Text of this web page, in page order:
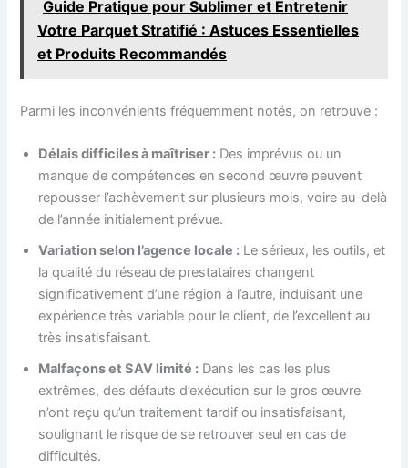
Guide Pratique pour Sublimer et Entretenir
Votre Parquet Stratifié : Astuces Essentielles
et Produits Recommandés
Parmi les inconvénients fréquemment notés, on retrouve :
Délais difficiles à maîtriser : Des imprévus ou un
manque de compétences en second œuvre peuvent
repousser l’achèvement sur plusieurs mois, voire au-delà
de l’année initialement prévue.
Variation selon l’agence locale : Le sérieux, les outils, et
la qualité du réseau de prestataires changent
significativement d’une région à l’autre, induisant une
expérience très variable pour le client, de l’excellent au
très insatisfaisant.
Malfaçons et SAV limité : Dans les cas les plus
extrêmes, des défauts d’exécution sur le gros œuvre
n’ont reçu qu’un traitement tardif ou insatisfaisant,
soulignant le risque de se retrouver seul en cas de
difficultés.